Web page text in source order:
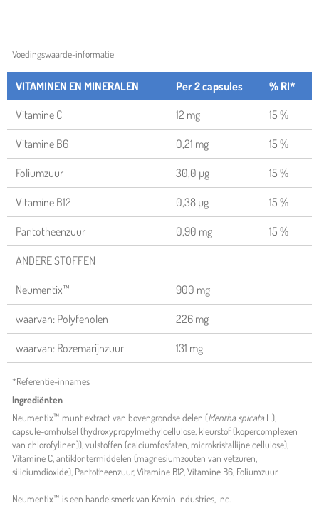
Voedingswaarde-informatie
VITAMINEN EN MINERALEN Per 2 capsules
% RI*
Vitamine C
12 mg 15 %
Vitamine B6 0,21 mg 15 %
Foliumzuur 30,0 µg 15 %
Vitamine B12 0,38 µg 15 %
Pantotheenzuur 0,90 mg 15 %
ANDERE STOFFEN
Neumentix™ 900 mg
waarvan: Polyfenolen 226 mg
waarvan: Rozemarijnzuur 131 mg
*Referentie-innames
Ingrediënten
Neumentix™ munt extract van bovengrondse delen (Mentha spicata L.),
capsule-omhulsel (hydroxypropylmethylcellulose, kleurstof (kopercomplexen
van chlorofylinen)), vulstoffen (calciumfosfaten, microkristallijne cellulose),
Vitamine C, antiklontermiddelen (magnesiumzouten van vetzuren,
siliciumdioxide), Pantotheenzuur, Vitamine B12, Vitamine B6, Foliumzuur.
Neumentix™ is een handelsmerk van Kemin Industries, Inc.